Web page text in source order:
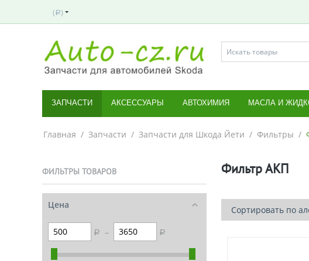
( Р )
ЗАПЧАСТИ АКСЕССУАРЫ АВТОХИМИЯ МАСЛА И
Главная / Запчасти / Запчасти для Шкода Йети / Фильтры /
ФИЛЬТРЫ ТОВАРОВ
Цена
Р – Р
Фильтр АКП
Сортировать по